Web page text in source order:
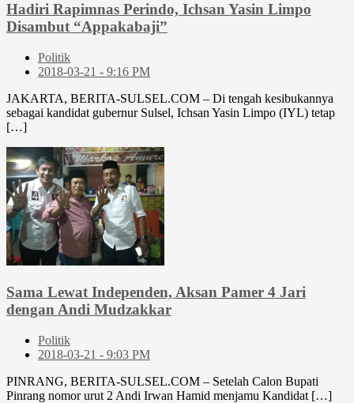
Hadiri Rapimnas Perindo, Ichsan Yasin Limpo
Disambut “Appakabaji”
Politik
2018-03-21 - 9:16 PM
JAKARTA, BERITA-SULSEL.COM – Di tengah kesibukannya
sebagai kandidat gubernur Sulsel, Ichsan Yasin Limpo (IYL) tetap
[…]
Sama Lewat Independen, Aksan Pamer 4 Jari
dengan Andi Mudzakkar
Politik
2018-03-21 - 9:03 PM
PINRANG, BERITA-SULSEL.COM – Setelah Calon Bupati
Pinrang nomor urut 2 Andi Irwan Hamid menjamu Kandidat […]